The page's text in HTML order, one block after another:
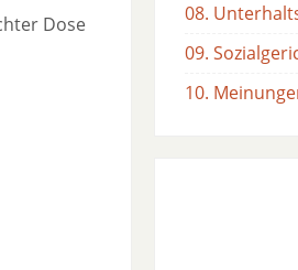
Dose
08.
09.
10.